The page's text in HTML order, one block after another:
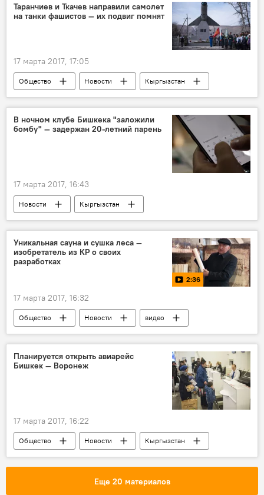
Мультимедиа
Баткен
рынок
базар
продукты
Таранчиев и Ткачев направили самолет
на танки фашистов — их подвиг помнят
17 марта 2017, 17:05
Общество Новости
Кыргызстан
Светлана Лаптева
митинг
память
победа
В ночном клубе Бишкека "заложили
бомбу" — задержан 20-летний парень
17 марта 2017, 16:43
Новости
Кыргызстан
Происшествия
Бишкек
ГКНБ
сапер
Уникальная сауна и сушка леса —
изобретатель из КР о своих
разработках
2:36
17 марта 2017, 16:32
Общество Новости
видео
Кыргызстан
Мультимедиа
патент
спортсмен
изобретатель
сауна
обогреватель
Планируется открыть авиарейс
Бишкек — Воронеж
17 марта 2017, 16:22
Общество Новости
Кыргызстан
Бишкек
Воронеж аэропорт
Еще 20 материалов